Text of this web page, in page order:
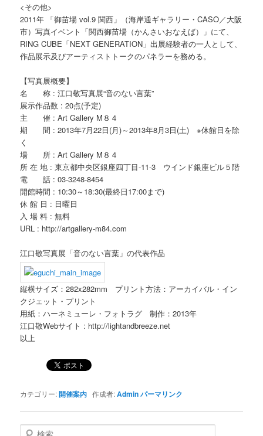
<その他>
2011年 「御苗場 vol.9 関西」（海岸通ギャラリー・CASO／大阪
市）写真イベント「関西御苗場（かんさいおなえば）」にて、
RING CUBE「NEXT GENERATION」出展経験者の一人として、
作品展示及びアーティストトークのパネラーを務める。
【写真展概要】
名 称 : 江口敬写真展“音のない言葉”
展示作品数 : 20点(予定)
主 催 : Art Gallery M８４
期 間 : 2013年7月22日(月)～2013年8月3日(土) ※休館日を除
く
場 所 : Art Gallery M８４
所 在 地 : 東京都中央区銀座四丁目-11-3 ウインド銀座ビル５階
電 話 : 03-3248-8454
開館時間 : 10:30～18:30(最終日17:00まで)
休 館 日 : 日曜日
入 場 料 : 無料
URL : http://artgallery-m84.com
江口敬写真展「音のない言葉」の代表作品
縦横サイズ：282x282mm プリント方法：アーカイバル・イン
クジェット・プリント
用紙：ハーネミューレ・フォトラグ 制作：2013年
江口敬Webサイト : http://lightandbreeze.net
以上
カテゴリー:開催案内 作成者:Adminパーマリンク
検索